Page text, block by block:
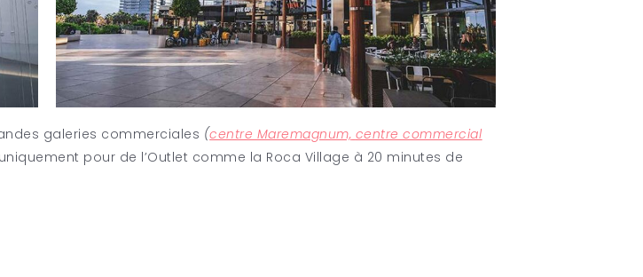
galeries commerciales (centre Maremagnum, centre commercial
pour de l’Outlet comme la Roca Village à 20 minutes de